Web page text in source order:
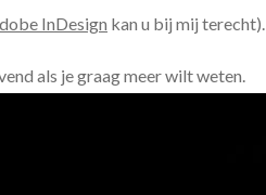
InDesign kan u bij mij terecht).
als je graag meer wilt weten.